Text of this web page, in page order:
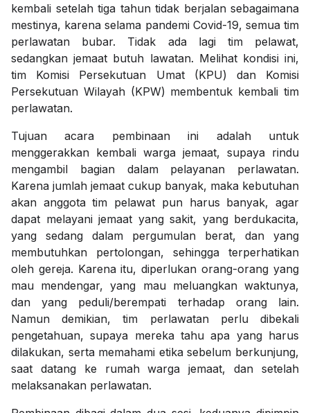
kembali setelah tiga tahun tidak berjalan sebagaimana
mestinya, karena selama pandemi Covid-19, semua tim
perlawatan bubar. Tidak ada lagi tim pelawat,
sedangkan jemaat butuh lawatan. Melihat kondisi ini,
tim Komisi Persekutuan Umat (KPU) dan Komisi
Persekutuan Wilayah (KPW) membentuk kembali tim
perlawatan.
Tujuan acara pembinaan ini adalah untuk
menggerakkan kembali warga jemaat, supaya rindu
mengambil bagian dalam pelayanan perlawatan.
Karena jumlah jemaat cukup banyak, maka kebutuhan
akan anggota tim pelawat pun harus banyak, agar
dapat melayani jemaat yang sakit, yang berdukacita,
yang sedang dalam pergumulan berat, dan yang
membutuhkan pertolongan, sehingga terperhatikan
oleh gereja. Karena itu, diperlukan orang-orang yang
mau mendengar, yang mau meluangkan waktunya,
dan yang peduli/berempati terhadap orang lain.
Namun demikian, tim perlawatan perlu dibekali
pengetahuan, supaya mereka tahu apa yang harus
dilakukan, serta memahami etika sebelum berkunjung,
saat datang ke rumah warga jemaat, dan setelah
melaksanakan perlawatan.